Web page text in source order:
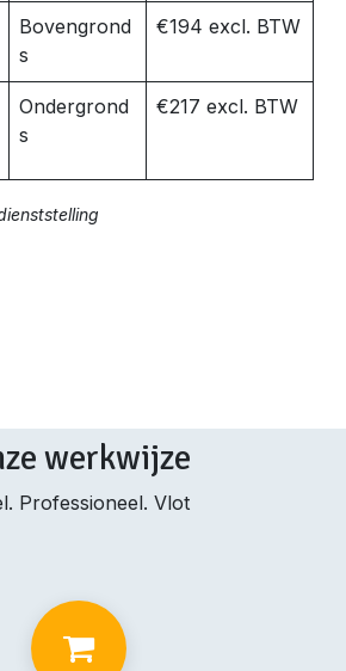
Bovengrond
s
€194 excl. BTW
Ondergrond
s
€217 excl. BTW
werkwijze
Professioneel. Vlot